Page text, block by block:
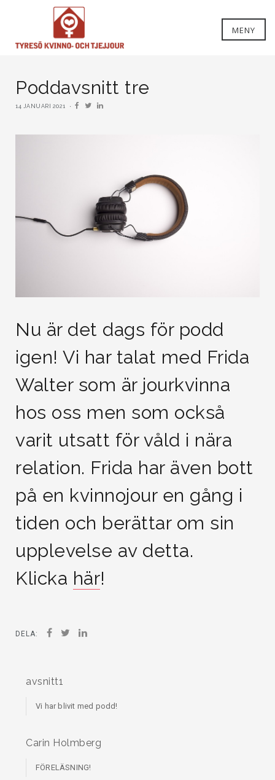
MENY
Poddavsnitt tre
14 JANUARI 2021
Nu är det dags för podd
igen! Vi har talat med Frida
Walter som är jourkvinna
hos oss men som också
varit utsatt för våld i nära
relation. Frida har även bott
på en kvinnojour en gång i
tiden och berättar om sin
upplevelse av detta.
Klicka här!
DELA:
avsnitt1
Vi har blivit med podd!
Carin Holmberg
FÖRELÄSNING!